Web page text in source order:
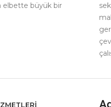
elbette büyük bir